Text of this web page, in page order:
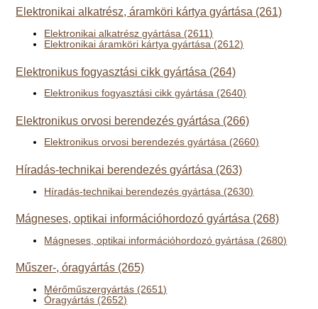
Elektronikai alkatrész, áramköri kártya gyártása (261)
Elektronikai alkatrész gyártása (2611)
Elektronikai áramköri kártya gyártása (2612)
Elektronikus fogyasztási cikk gyártása (264)
Elektronikus fogyasztási cikk gyártása (2640)
Elektronikus orvosi berendezés gyártása (266)
Elektronikus orvosi berendezés gyártása (2660)
Híradás-technikai berendezés gyártása (263)
Híradás-technikai berendezés gyártása (2630)
Mágneses, optikai információhordozó gyártása (268)
Mágneses, optikai információhordozó gyártása (2680)
Műszer-, óragyártás (265)
Mérőműszergyártás (2651)
Óragyártás (2652)